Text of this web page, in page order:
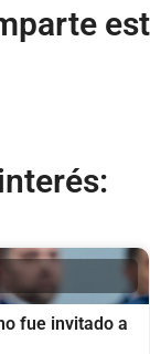
fue invitado a